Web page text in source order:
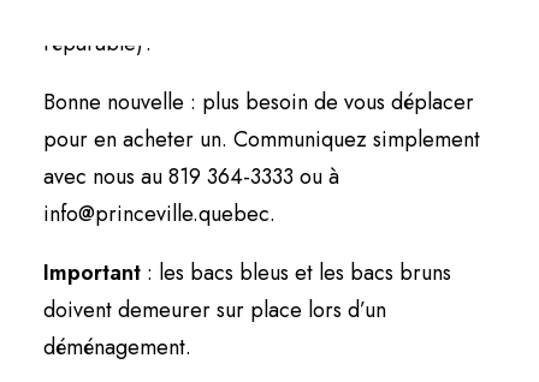
réparable)?
Bonne nouvelle : plus besoin de vous déplacer
pour en acheter un. Communiquez simplement
avec nous au 819 364-3333 ou à
info@princeville.quebec.
Important : les bacs bleus et les bacs bruns
doivent demeurer sur place lors d’un
déménagement.